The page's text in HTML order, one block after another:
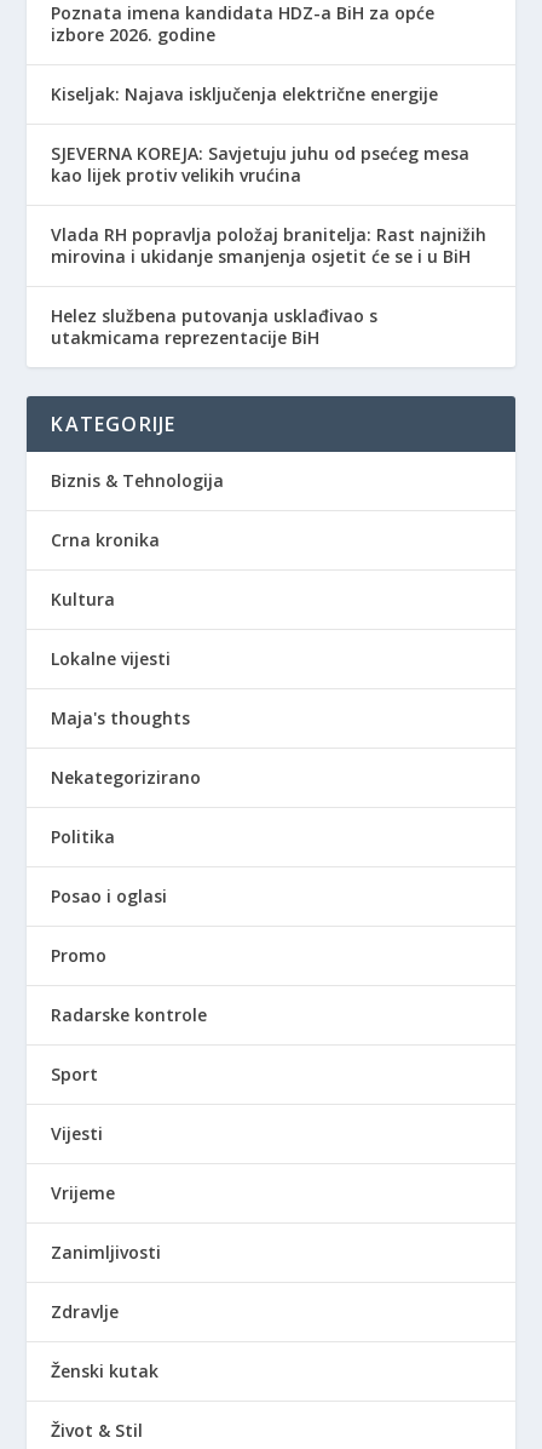
Poznata imena kandidata HDZ-a BiH za opće
izbore 2026. godine
Kiseljak: Najava isključenja električne energije
SJEVERNA KOREJA: Savjetuju juhu od psećeg mesa
kao lijek protiv velikih vrućina
Vlada RH popravlja položaj branitelja: Rast najnižih
mirovina i ukidanje smanjenja osjetit će se i u BiH
Helez službena putovanja usklađivao s
utakmicama reprezentacije BiH
KATEGORIJE
Biznis & Tehnologija
Crna kronika
Kultura
Lokalne vijesti
Maja's thoughts
Nekategorizirano
Politika
Posao i oglasi
Promo
Radarske kontrole
Sport
Vijesti
Vrijeme
Zanimljivosti
Zdravlje
Ženski kutak
Život & Stil